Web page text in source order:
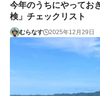
今年のうちにやってお
検」チェックリスト
むらなす 2025年12月29日